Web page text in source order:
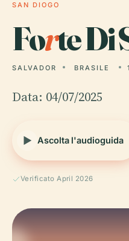
SAN DIOGO
Forte Di
SALVADOR BRASILE
Data: 04/07/2025
Ascolta l'audioguida
Verificato April 2026